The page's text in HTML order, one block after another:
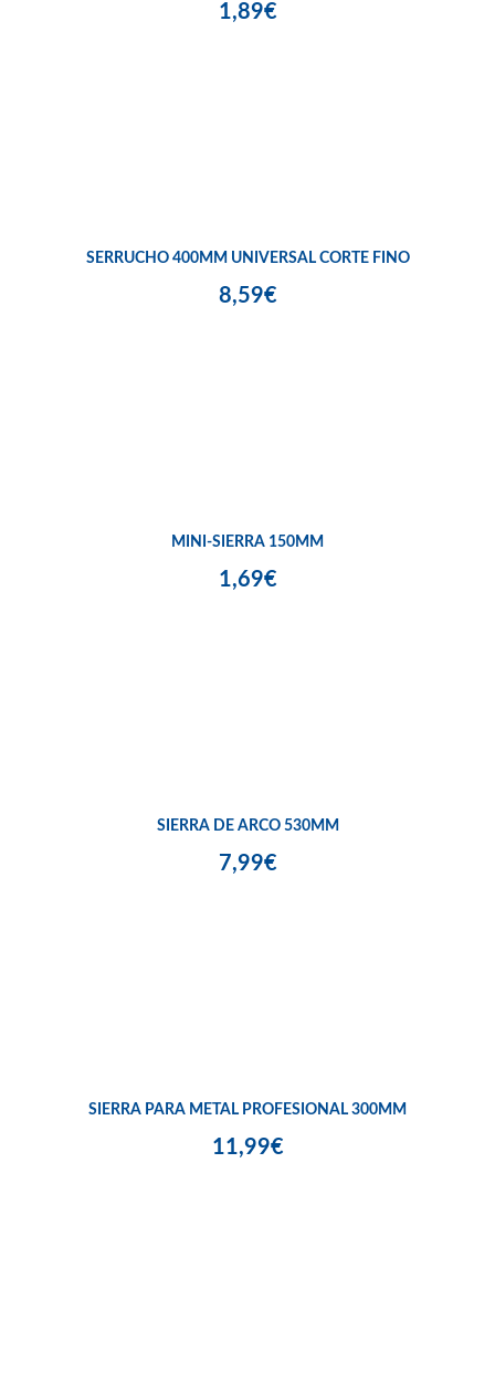
1,89€
SERRUCHO 400MM UNIVERSAL CORTE FINO
8,59€
MINI-SIERRA 150MM
1,69€
SIERRA DE ARCO 530MM
7,99€
SIERRA PARA METAL PROFESIONAL 300MM
11,99€